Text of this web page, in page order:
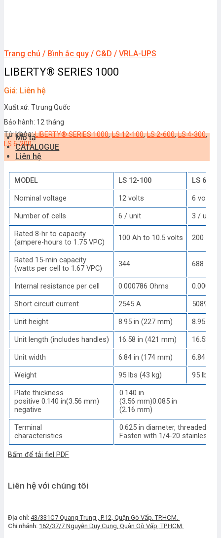
Trang chủ / Bình ắc quy / C&D / VRLA-UPS
LIBERTY® SERIES 1000
Giá: Liên hệ
Xuất xứ: Ttrung Quốc
Bảo hành: 12 tháng
Từ khóa:LIBERTY® SERIES 1000,LS 12-100,LS 2-600,LS 4-300,
LS 6-200
Mô tả
CATALOGUE
Liên hệ
MODEL LS 12-100 LS 6-200
Nominal voltage 12 volts 6 volts
Number of cells 6 / unit 3 / unit
Rated 8-hr to capacity
(ampere-hours to 1.75 VPC)
100 Ah to 10.5 volts 200 Ah
Rated 15-min capacity
(watts per cell to 1.67 VPC)
344 688
Internal resistance per cell 0.000786 Ohms
Short circuit current 2545 A 5089 A
Unit height 8.95 in (227 mm) 8.95 in
Unit length (includes handles) 16.58 in (421 mm) 16.58 in
Unit width 6.84 in (174 mm) 6.84 in
Weight 95 lbs (43 kg) 95 lbs
Plate thickness
positive 0.140 in(3.56 mm)
negative
0.140 in
(3.56 mm)0.085 in
(2.16 mm)
Terminal
characteristics
0.625 in diameter, threaded
Fasten with 1/4-20 stainless
Bấm để tải fiel PDF
Liên hệ với chúng tôi
Địa chỉ: 43/331C7 Quang Trung , P.12, Quận Gò Vấp. TP.HCM.
Chi nhánh: 162/37/7 Nguyễn Duy Cung, Quận Gò Vấp, TP.HCM.